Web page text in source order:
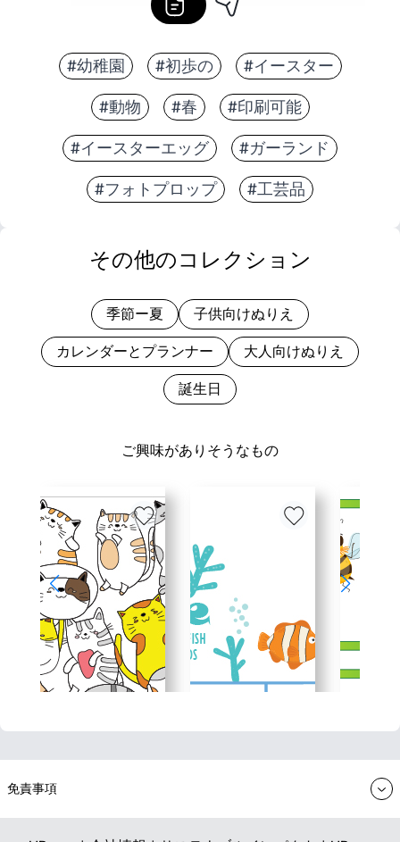
#幼稚園 #初歩の #イースター
#動物 #春 #印刷可能
#イースターエッグ #ガーランド
#フォトプロップ #工芸品
ご興味がありそうなもの
その他のコレクション
季節ー夏 子供向けぬりえ
カレンダーとプランナー 大人向けぬりえ
誕生日
免責事項